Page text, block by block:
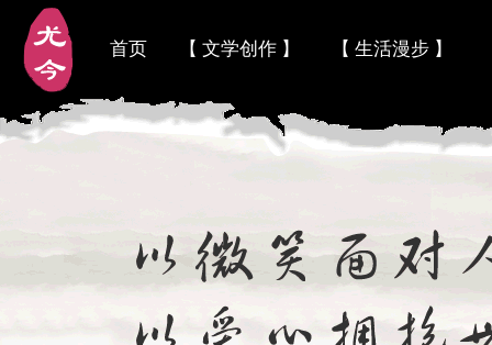
首页 【 文学创作 】 【 生活漫步 】